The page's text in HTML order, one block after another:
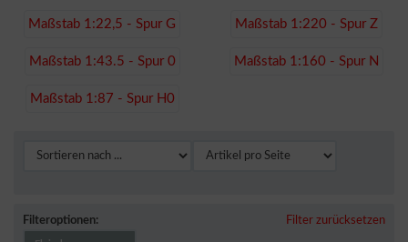
Maßstab 1:22,5 - Spur G Maßstab 1:220 - Spur Z
Maßstab 1:43.5 - Spur 0 Maßstab 1:160 - Spur N
Maßstab 1:87 - Spur H0
Filteroptionen: Filter zurücksetzen